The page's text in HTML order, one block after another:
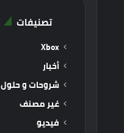
تصنيفات
Xbox
أخبار
شروحات و حلول
غير مصنف
فيديو